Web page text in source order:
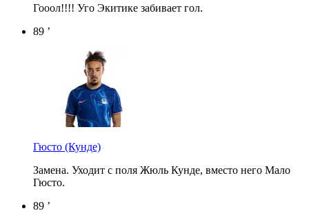
Гооол!!!! Уго Экитике забивает гол.
89 ’
Гюсто (Кунде)
Замена. Уходит с поля Жюль Кунде, вместо него Мало
Гюсто.
89 ’